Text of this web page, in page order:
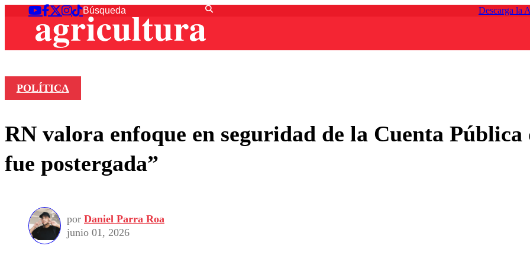
Descarga la
POLÍTICA
RN valora enfoque en seguridad de la Cuenta
fue postergada”
por Daniel Parra Roa
junio 01, 2026